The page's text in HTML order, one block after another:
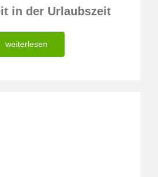
in der Urlaubszeit
weiterlesen